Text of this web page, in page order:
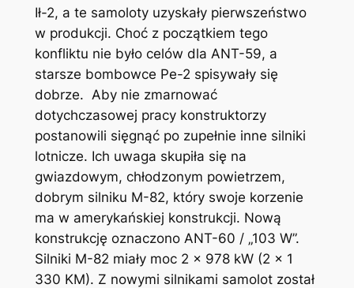
Ił-2, a te samoloty uzyskały pierwszeństwo
w produkcji. Choć z początkiem tego
konfliktu nie było celów dla ANT-59, a
starsze bombowce Pe-2 spisywały się
dobrze. Aby nie zmarnować
dotychczasowej pracy konstruktorzy
postanowili sięgnąć po zupełnie inne silniki
lotnicze. Ich uwaga skupiła się na
gwiazdowym, chłodzonym powietrzem,
dobrym silniku M-82, który swoje korzenie
ma w amerykańskiej konstrukcji. Nową
konstrukcję oznaczono ANT-60 / „103 W”.
Silniki M-82 miały moc 2 x 978 kW (2 x 1
330 KM). Z nowymi silnikami samolot został